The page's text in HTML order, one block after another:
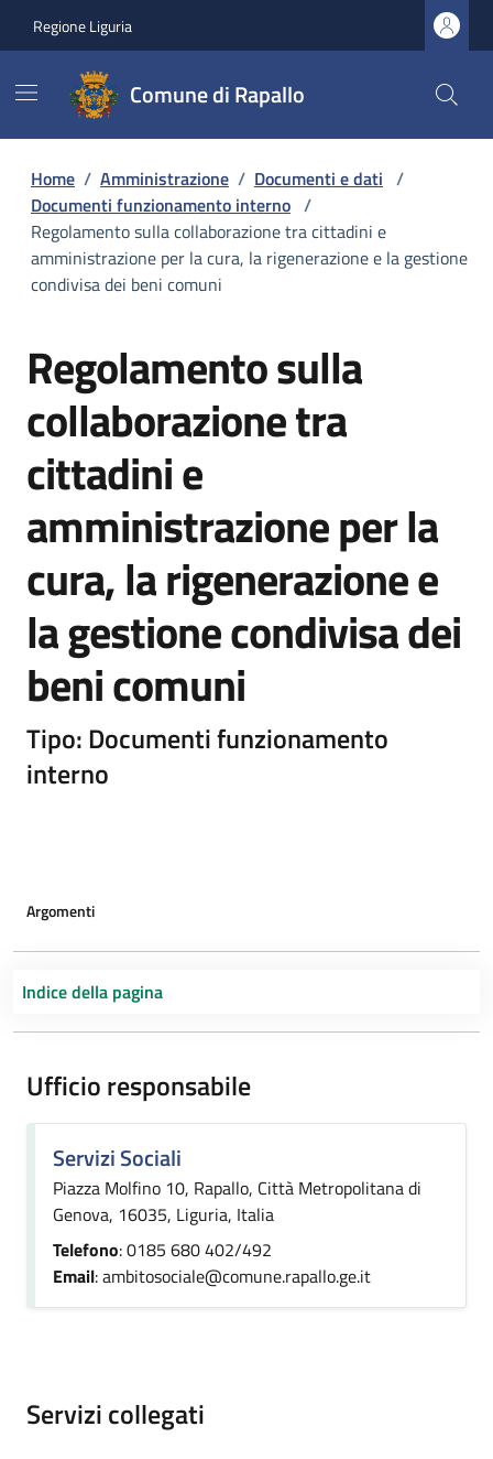
Regione Liguria
Comune di Rapallo
Home / Amministrazione / Documenti e dati /
Documenti funzionamento interno /
Regolamento sulla collaborazione tra cittadini e
amministrazione per la cura, la rigenerazione e la gestione
condivisa dei beni comuni
Regolamento sulla
collaborazione tra
cittadini e
amministrazione per la
cura, la rigenerazione e
la gestione condivisa dei
beni comuni
Tipo: Documenti funzionamento
interno
Argomenti
Indice della pagina
Ufficio responsabile
Servizi Sociali
Piazza Molfino 10, Rapallo, Città Metropolitana di
Genova, 16035, Liguria, Italia
Telefono: 0185 680 402/492
Email: ambitosociale@comune.rapallo.ge.it
Servizi collegati